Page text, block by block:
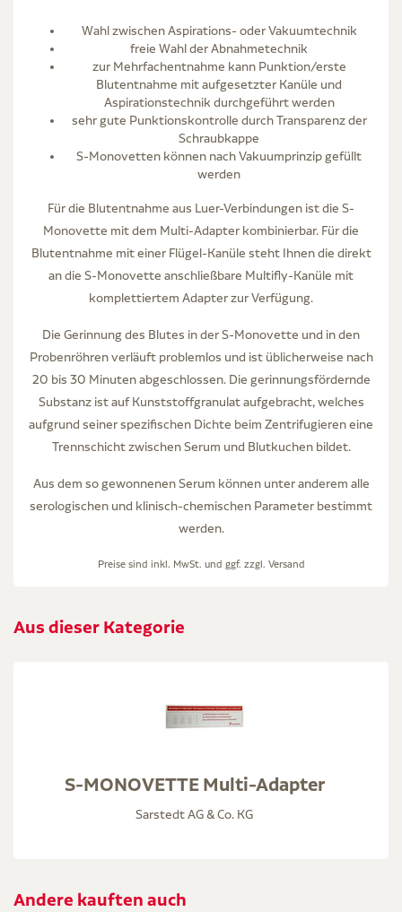
Wahl zwischen Aspirations- oder Vakuumtechnik
freie Wahl der Abnahmetechnik
zur Mehrfachentnahme kann Punktion/erste
Blutentnahme mit aufgesetzter Kanüle und
Aspirationstechnik durchgeführt werden
sehr gute Punktionskontrolle durch Transparenz der
Schraubkappe
S-Monovetten können nach Vakuumprinzip gefüllt
werden
Für die Blutentnahme aus Luer-Verbindungen ist die S-
Monovette mit dem Multi-Adapter kombinierbar. Für die
Blutentnahme mit einer Flügel-Kanüle steht Ihnen die direkt
an die S-Monovette anschließbare Multifly-Kanüle mit
komplettiertem Adapter zur Verfügung.
Die Gerinnung des Blutes in der S-Monovette und in den
Probenröhren verläuft problemlos und ist üblicherweise nach
20 bis 30 Minuten abgeschlossen. Die gerinnungsfördernde
Substanz ist auf Kunststoffgranulat aufgebracht, welches
aufgrund seiner spezifischen Dichte beim Zentrifugieren eine
Trennschicht zwischen Serum und Blutkuchen bildet.
Aus dem so gewonnenen Serum können unter anderem alle
serologischen und klinisch-chemischen Parameter bestimmt
werden.
Preise sind inkl. MwSt. und ggf. zzgl. Versand
Aus dieser Kategorie
S-MONOVETTE Multi-Adapter
Sarstedt AG & Co. KG
Andere kauften auch